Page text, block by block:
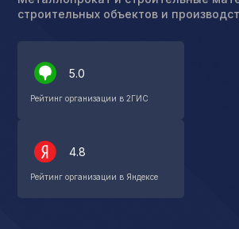
строительных объектов и
5.0
Рейтинг организации в 2ГИС
4.8
Рейтинг организации в Яндексе